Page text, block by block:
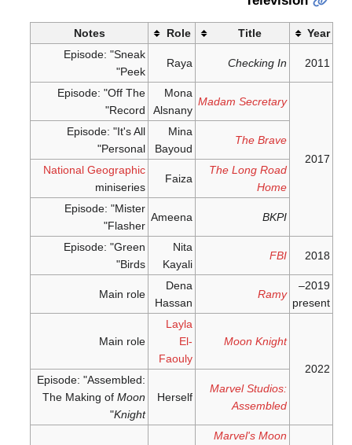
Year
Title
Role
Notes
2011
Checking In
Raya
Episode: "Sneak
Peek"
2017
Madam Secretary
Mona
Alsnany
Episode: "Off The
Record"
The Brave
Mina
Bayoud
Episode: "It's All
Personal"
The Long Road
Home
Faiza
National Geographic
miniseries
BKPI
Ameena
Episode: "Mister
Flasher"
2018
FBI
Nita
Kayali
Episode: "Green
Birds"
2019–
present
Ramy
Dena
Hassan
Main role
2022
Moon Knight
Layla
El-
Faouly
Main role
Marvel Studios:
Assembled
Herself
Episode: "Assembled:
The Making ofMoon
Knight
"
Marvel's Moon